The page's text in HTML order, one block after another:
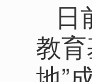
日
教